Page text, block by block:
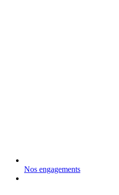
Nos engagements